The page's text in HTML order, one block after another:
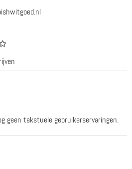
geen tekstuele gebruikerservaringen.